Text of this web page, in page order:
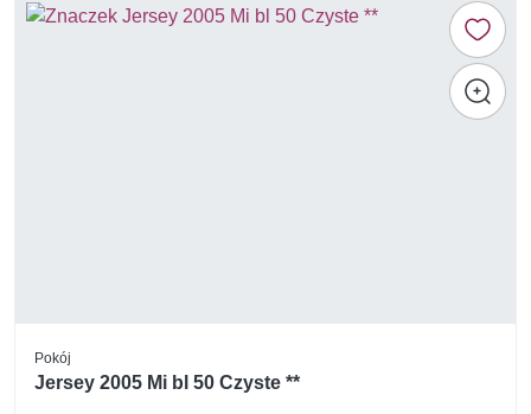
Pokój
Jersey 2005 Mi bl 50 Czyste **